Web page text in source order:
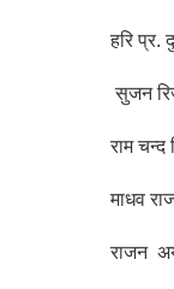
हरि प्र.
सुजन
राम चन्द
माधव
राजन